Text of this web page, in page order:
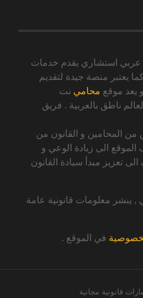
عربي استشاري يقدم خدمات
يعتبر منصة جيدة لتقديم
يعد موقع محامي نت
ناطق بالعربية . فريق
المحامين و القانون من
الموقع الى زيادة الوعي و
الى تعزيز مبدأ سيادة القانون
, ينشر معلومات قانونية عامة
في الموقع .
قانونية مجانية